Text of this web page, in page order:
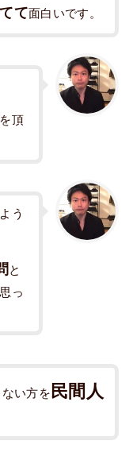
て面白いです。
頂
う
と
っ
い方を 民間人